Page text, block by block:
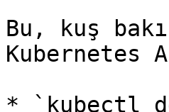
Bu, kuş
Kubernetes
* `kubectl